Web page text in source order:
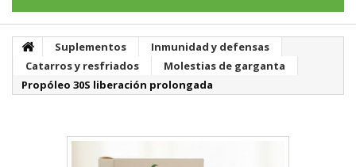
Suplementos
Inmunidad y defensas
Catarros y resfriados
Molestias de garganta
Propóleo 30S liberación prolongada